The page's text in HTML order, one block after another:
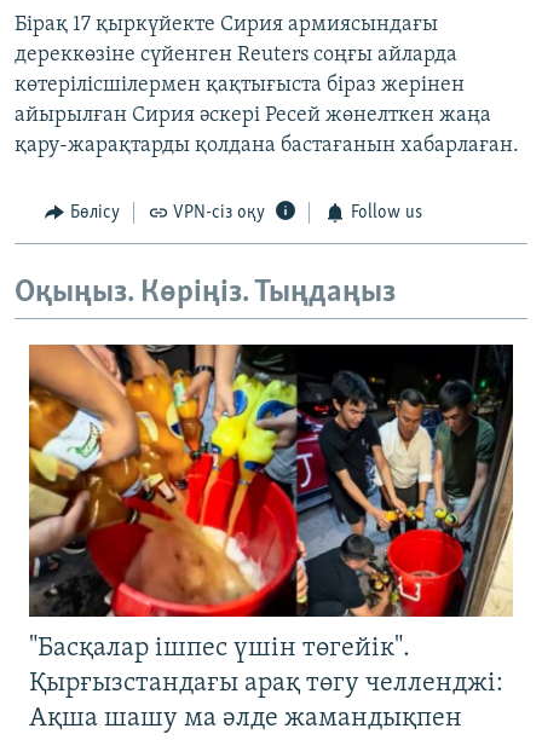
Бірақ 17 қыркүйекте Сирия армиясындағы
дереккөзіне сүйенген Reuters соңғы айларда
көтерілісшілермен қақтығыста біраз жерінен
айырылған Сирия әскері Ресей жөнелткен жаңа
қару-жарақтарды қолдана бастағанын хабарлаған.
Бөлісу VPN-сіз оқу Follow us
Оқыңыз. Көріңіз. Тыңдаңыз
"Басқалар ішпес үшін төгейік".
Қырғызстандағы арақ төгу челленджі:
Ақша шашу ма әлде жамандықпен